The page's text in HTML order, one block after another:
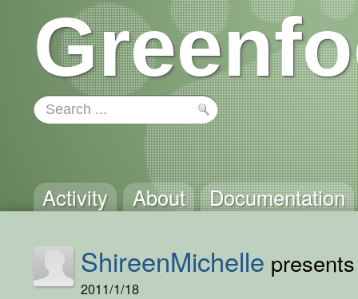
Activity About Documentation
ShireenMichelle
2011/1/18